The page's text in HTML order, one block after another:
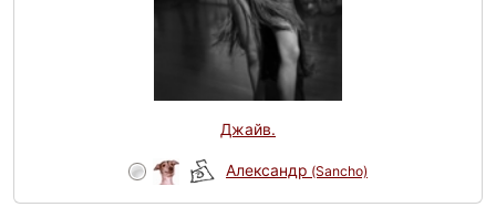
Джайв.
Александр (Sancho)